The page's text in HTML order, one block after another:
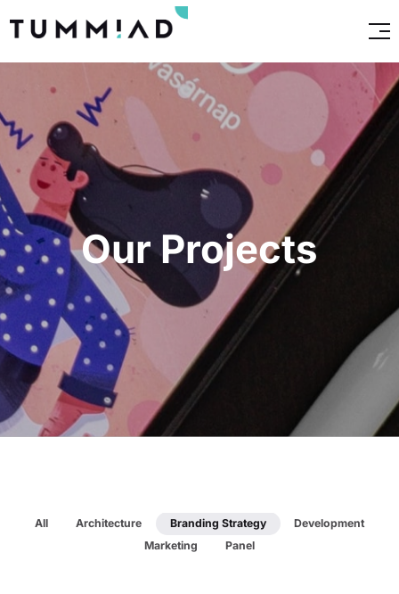
Our Projects
All Architecture Branding Strategy
Development
Marketing
Panel